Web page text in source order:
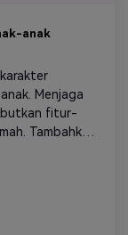
anak
Menjaga
fitur-
Tambahkan
tangan,
dan
dan ceria-
buku
judul dan